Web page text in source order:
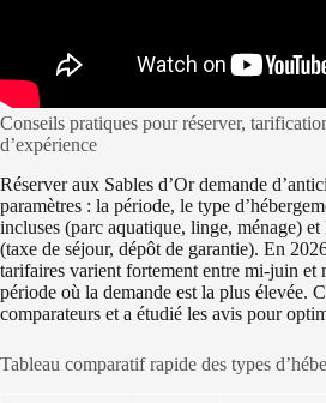
Conseils pratiques pour réserver,
d’expérience
Réserver aux Sables d’Or demande
paramètres : la période, le type
incluses (parc aquatique, linge, ménage) et
(taxe de séjour, dépôt de garantie). En
tarifaires varient fortement entre mi-juin et
période où la demande est la plus élevée.
comparateurs et a étudié les avis pour
Tableau comparatif rapide des types